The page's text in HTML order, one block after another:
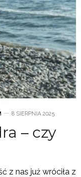
8 SIERPNIA 2025
– czy
z nas już wróciła z